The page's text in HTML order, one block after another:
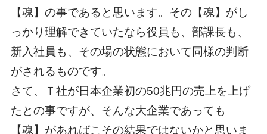
【魂】の事であると思います。その【魂】がし
っかり理解できていたなら役員も、部課長も、
新入社員も、その場の状態において同様の判断
がされるものです。
さて、Ｔ社が日本企業初の50兆円の売上を上げ
たとの事ですが、そんな大企業であっても
【魂】があればこその結果ではないかと思いま